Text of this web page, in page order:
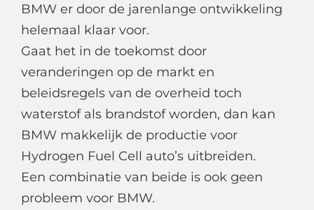
BMW er door de jarenlange ontwikkeling
helemaal klaar voor.
Gaat het in de toekomst door
veranderingen op de markt en
beleidsregels van de overheid toch
waterstof als brandstof worden, dan kan
BMW makkelijk de productie voor
Hydrogen Fuel Cell auto’s uitbreiden.
Een combinatie van beide is ook geen
probleem voor BMW.